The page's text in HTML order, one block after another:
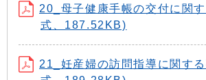
20_母子健康手帳の交付に関
式、187.52KB)
21_妊産婦の訪問指導に関す